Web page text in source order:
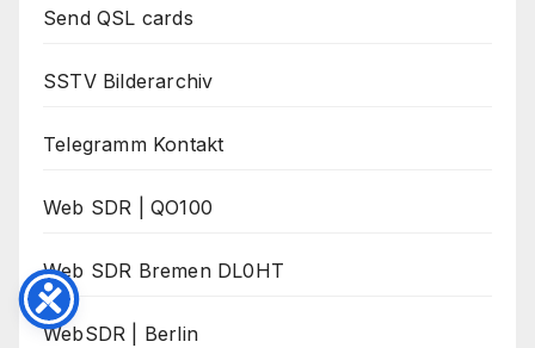
Send QSL cards
SSTV Bilderarchiv
Telegramm Kontakt
Web SDR | QO100
Web SDR Bremen DL0HT
WebSDR | Berlin